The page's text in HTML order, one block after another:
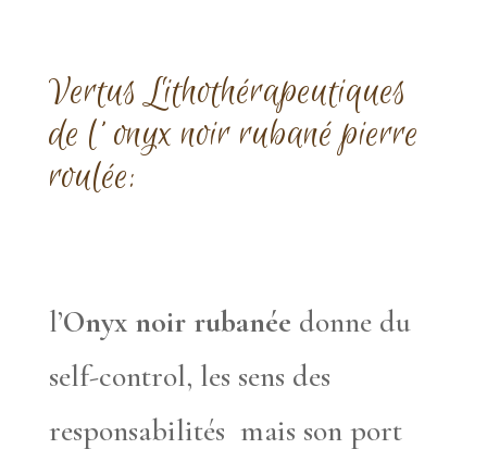
Vertus Lithothérapeutiques
de l’ onyx noir rubané pierre
roulée:
l’Onyx noir rubanée donne du
self-control, les sens des
responsabilités mais son port